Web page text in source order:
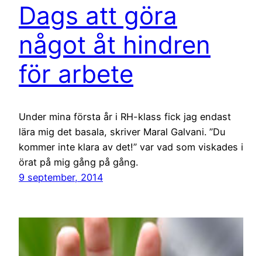
Dags att göra
något åt hindren
för arbete
Under mina första år i RH-klass fick jag endast
lära mig det basala, skriver Maral Galvani. ”Du
kommer inte klara av det!” var vad som viskades i
örat på mig gång på gång.
9 september, 2014